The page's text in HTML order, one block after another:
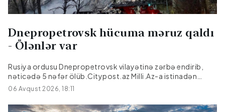
Dnepropetrovsk hücuma məruz qaldı
- Ölənlər var
Rusiya ordusu Dnepropetrovsk vilayətinə zərbə endirib,
nəticədə 5 nəfər ölüb.Citypost.az Milli.Az-a istinadən
xəbər verir ki, bu barədə Dnepropetrovsk regional hərbi
administrasiyasının rəhbəri Aleksandr Qanja Teleqram
kanalında məlumat verib.Hücum nəticəsində üç nəfər
06 Avqust 2026, 18:11